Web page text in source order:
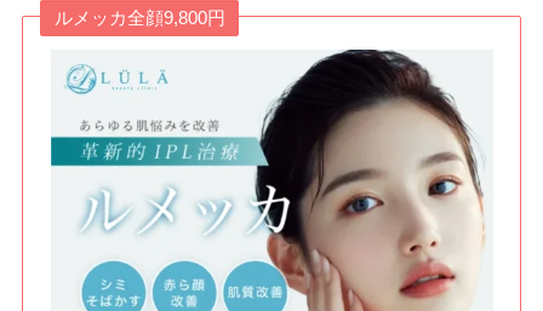
ルメッカ全顔9,800円